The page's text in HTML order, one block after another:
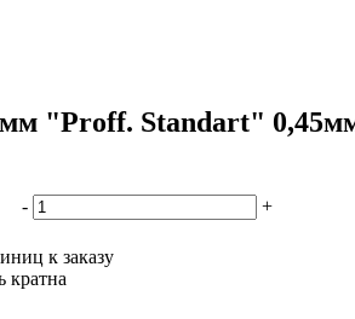
"Proff. Standart"
- +
к заказу
кратна